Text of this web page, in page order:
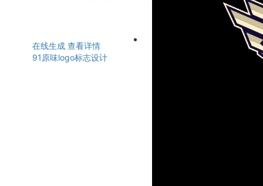
在线生成 查看详情
91原味logo标志设计